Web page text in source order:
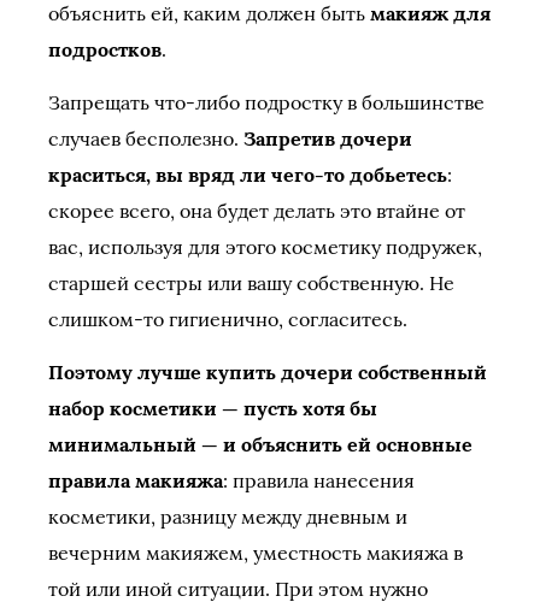
объяснить ей, каким должен быть макияж для
подростков.
Запрещать что-либо подростку в большинстве
случаев бесполезно. Запретив дочери
краситься, вы вряд ли чего-то добьетесь:
скорее всего, она будет делать это втайне от
вас, используя для этого косметику подружек,
старшей сестры или вашу собственную. Не
слишком-то гигиенично, согласитесь.
Поэтому лучше купить дочери собственный
набор косметики — пусть хотя бы
минимальный — и объяснить ей основные
правила макияжа: правила нанесения
косметики, разницу между дневным и
вечерним макияжем, уместность макияжа в
той или иной ситуации. При этом нужно